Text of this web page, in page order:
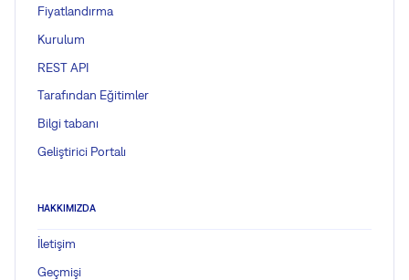
Fiyatlandırma
Kurulum
REST API
Tarafından Eğitimler
Bilgi tabanı
Geliştirici Portalı
HAKKIMIZDA
İletişim
Geçmişi